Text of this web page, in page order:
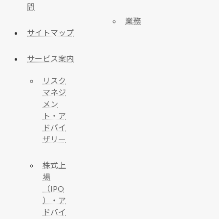
問
サイトマップ
サービス案内
リスク
マネジ
メン
ト・ア
ドバイ
ザリー
株式上
場
（IPO
）・ア
ドバイ
業務